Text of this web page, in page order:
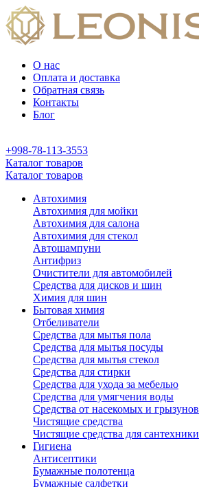
О нас
Оплата и доставка
Обратная связь
Контакты
Блог
+998-78-113-3553
Каталог товаров
Каталог товаров
Автохимия
Автохимия для мойки
Автохимия для салона
Автохимия для стекол
Автошампуни
Антифриз
Очистители для автомобилей
Средства для дисков и шин
Химия для шин
Бытовая химия
Отбеливатели
Средства для мытья пола
Средства для мытья посуды
Средства для мытья стекол
Средства для стирки
Средства для ухода за мебелью
Средства для умягчения воды
Средства от насекомых и грызунов
Чистящие средства
Чистящие средства для сантехники
Гигиена
Антисептики
Бумажные полотенца
Бумажные салфетки